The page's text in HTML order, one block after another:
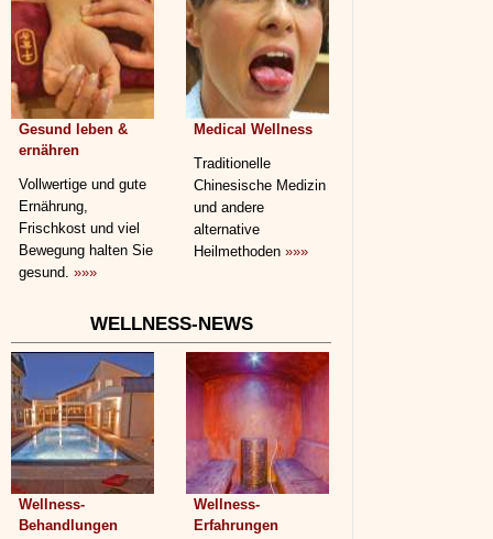
Gesund leben &
ernähren
Vollwertige und gute
Ernährung,
Frischkost und viel
Bewegung halten Sie
gesund. »»»
Medical Wellness
Traditionelle
Chinesische Medizin
und andere
alternative
Heilmethoden »»»
WELLNESS-NEWS
Wellness-
Behandlungen
Wellness-
Erfahrungen